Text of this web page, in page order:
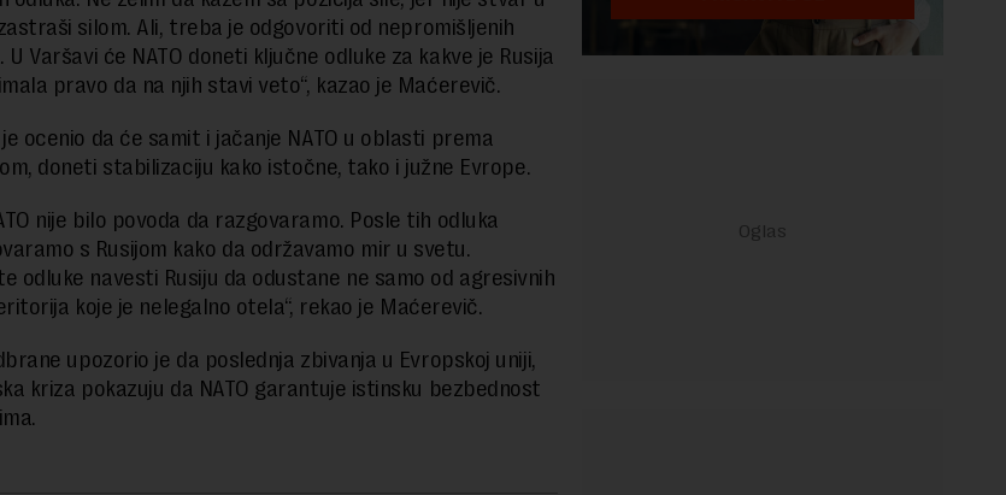
silom. Ali, treba je odgovoriti od nepromišljenih
Varšavi će NATO doneti ključne odluke za kakve je Rusija
pravo da na njih stavi veto“, kazao je Maćerevič.
ocenio da će samit i jačanje NATO u oblasti prema
doneti stabilizaciju kako istočne, tako i južne Evrope.
nije bilo povoda da razgovaramo. Posle tih odluka
s Rusijom kako da održavamo mir u svetu.
odluke navesti Rusiju da odustane ne samo od agresivnih
koje je nelegalno otela“, rekao je Maćerevič.
upozorio je da poslednja zbivanja u Evropskoj uniji,
kriza pokazuju da NATO garantuje istinsku bezbednost